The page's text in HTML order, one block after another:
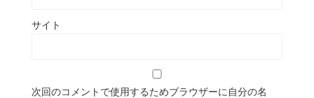
サイト
次回のコメントで使用するためブラウザーに自分の名